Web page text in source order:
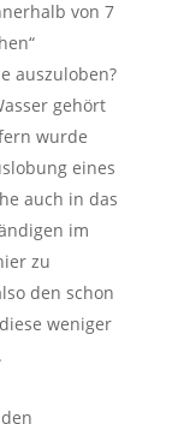
von 7
auszuloben?
gehört
wurde
eines
auch in das
im
zu
den schon
weniger